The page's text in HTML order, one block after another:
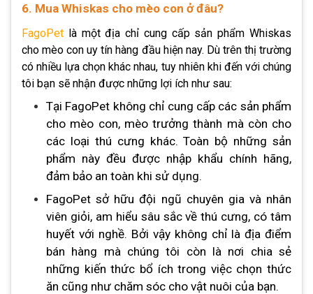
6. Mua Whiskas cho mèo con ở đâu?
FagoPet là một địa chỉ cung cấp sản phẩm Whiskas
cho mèo con uy tín hàng đầu hiện nay. Dù trên thị trường
có nhiều lựa chọn khác nhau, tuy nhiên khi đến với chúng
tôi bạn sẽ nhận được những lợi ích như sau:
Tại FagoPet không chỉ cung cấp các sản phẩm
cho mèo con, mèo trưởng thành mà còn cho
các loại thú cưng khác. Toàn bộ những sản
phẩm này đều được nhập khẩu chính hãng,
đảm bảo an toàn khi sử dụng.
FagoPet sở hữu đội ngũ chuyên gia và nhân
viên giỏi, am hiểu sâu sắc về thú cưng, có tâm
huyết với nghề. Bởi vậy không chỉ là địa điểm
bán hàng mà chúng tôi còn là nơi chia sẻ
những kiến thức bổ ích trong việc chọn thức
ăn cũng như chăm sóc cho vật nuôi của bạn.